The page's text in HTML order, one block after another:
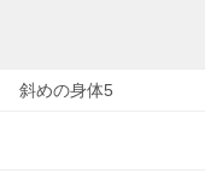
斜めの身体5